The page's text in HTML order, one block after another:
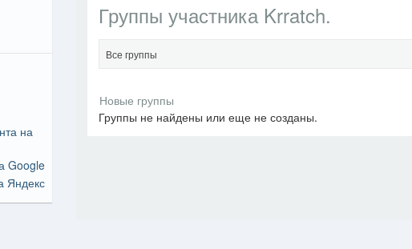
Krratch
Группы участника Krratch.
Все группы
Группы не найдены или еще не созданы.